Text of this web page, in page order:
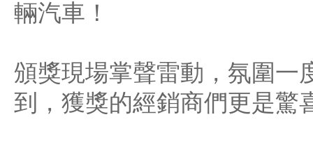
輛汽車！
頒獎現場掌聲雷動，氛圍一
到，獲獎的經銷商們更是驚